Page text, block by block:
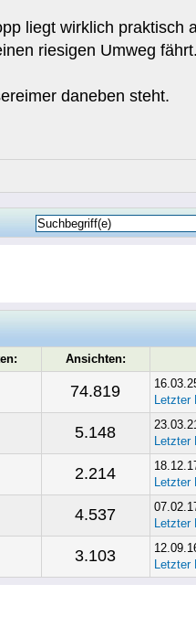
liegt wirklich praktisch
riesigen Umweg fährt.
daneben steht.
Ansichten:
74.819
Letzter
5.148
Letzter
2.214
Letzter
4.537
Letzter
3.103
Letzter